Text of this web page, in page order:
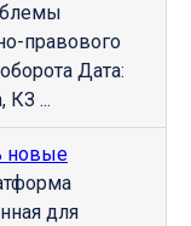
правового
Дата:
КЗ ...
новые
для